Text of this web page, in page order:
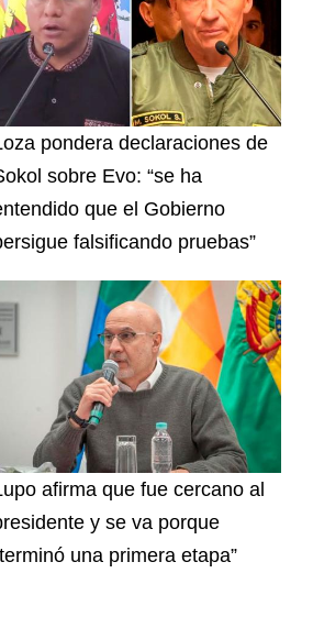
pondera declaraciones de
sobre Evo: “se ha
que el Gobierno
falsificando pruebas”
afirma que fue cercano al
y se va porque
una primera etapa”